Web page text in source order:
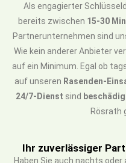
Als engagierter
bereits zwischen 15-30
Partnerunternehmen sind
Wie kein anderer Anbieter
auf ein Minimum. Egal ob
auf unseren Rasenden-
24/7-Dienst sind
Rösrath
Ihr zuverlässiger
Haben Sie auch nachts